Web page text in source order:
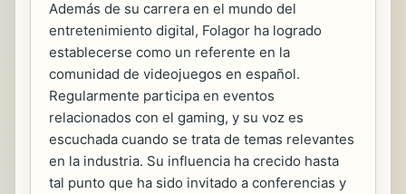
Además de su carrera en el mundo del
entretenimiento digital, Folagor ha logrado
establecerse como un referente en la
comunidad de videojuegos en español.
Regularmente participa en eventos
relacionados con el gaming, y su voz es
escuchada cuando se trata de temas relevantes
en la industria. Su influencia ha crecido hasta
tal punto que ha sido invitado a conferencias y